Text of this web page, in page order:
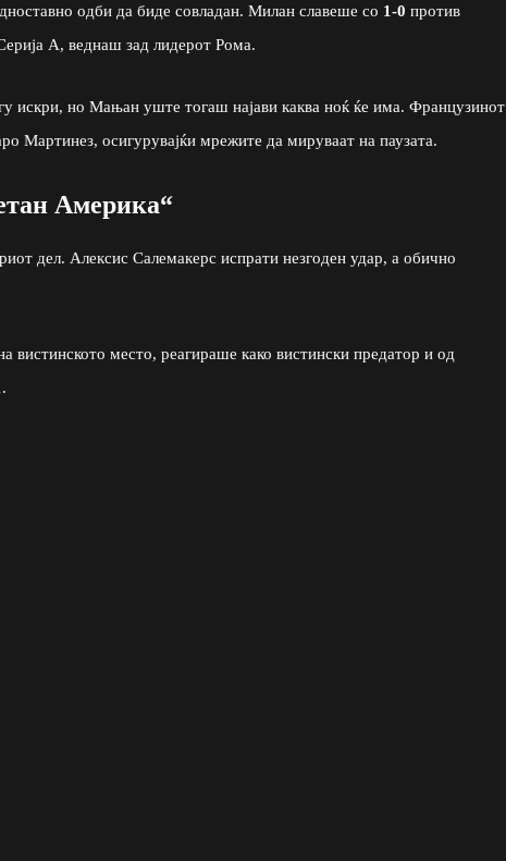
одби да биде совладан. Милан славеше со 1-0 против
А, веднаш зад лидерот Рома.
искри, но Мањан уште тогаш најави каква ноќ ќе има. Французинот
Мартинез, осигурувајќи мрежите да мируваат на паузата.
Америка“
дел. Алексис Салемакерс испрати незгоден удар, а обично
вистинското место, реагираше како вистински предатор и од